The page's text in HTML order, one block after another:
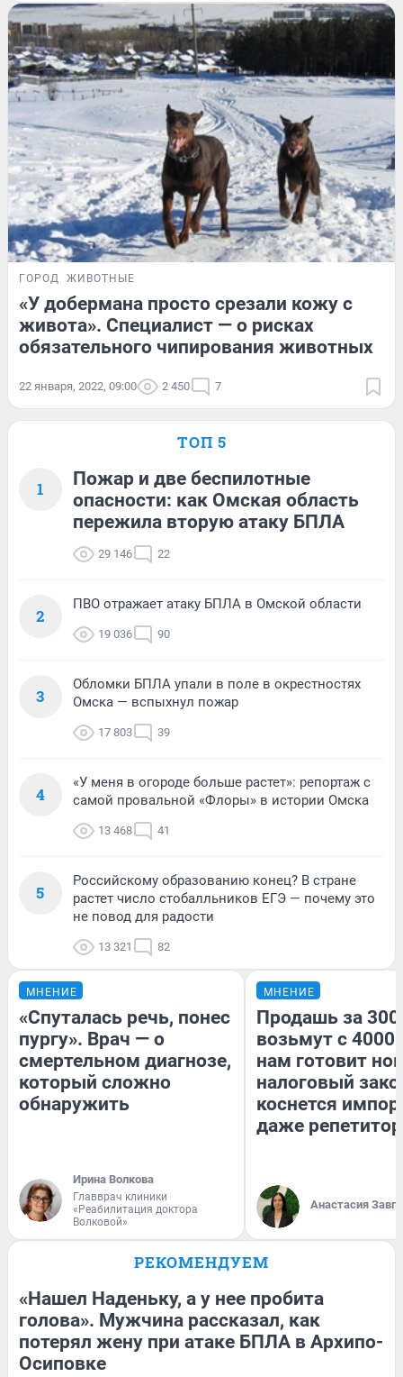
ГОРОД ЖИВОТНЫЕ
«У добермана просто срезали кожу с
живота». Специалист — о рисках
обязательного чипирования животных
22 января, 2022, 09:00 2 450 7
ТОП 5
1
Пожар и две беспилотные
опасности: как Омская область
пережила вторую атаку БПЛА
29 146 22
2
ПВО отражает атаку БПЛА в Омской области
19 036 90
3
Обломки БПЛА упали в поле в окрестностях
Омска — вспыхнул пожар
17 803 39
4
«У меня в огороде больше растет»: репортаж с
самой провальной «Флоры» в истории Омска
13 468 41
5
Российскому образованию конец? В стране
растет число стобалльников ЕГЭ — почему это
не повод для радости
13 321 82
МНЕНИЕ
«Спуталась речь, понес
пургу». Врач — о
смертельном диагнозе,
который сложно
обнаружить
Ирина Волкова
Главврач клиники
«Реабилитация доктора
Волковой»
МНЕНИЕ
Продашь за
возьмут с
нам готовит
налоговый
коснется
даже
Анастасия
РЕКОМЕНДУЕМ
«Нашел Наденьку, а у нее пробита
голова». Мужчина рассказал, как
потерял жену при атаке БПЛА в Архипо-
Осиповке